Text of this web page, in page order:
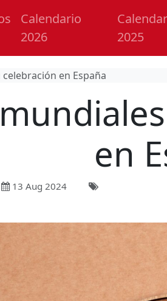
Calendario
2026
2025
en España
en
13 Aug 2024